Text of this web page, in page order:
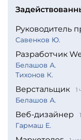
Руководитель
Савенков Ю.
Разработчик
Белашов А.
Тихонов К.
Верстальщик 1
Белашов А.
Веб-дизайнер
Гармаш Е.